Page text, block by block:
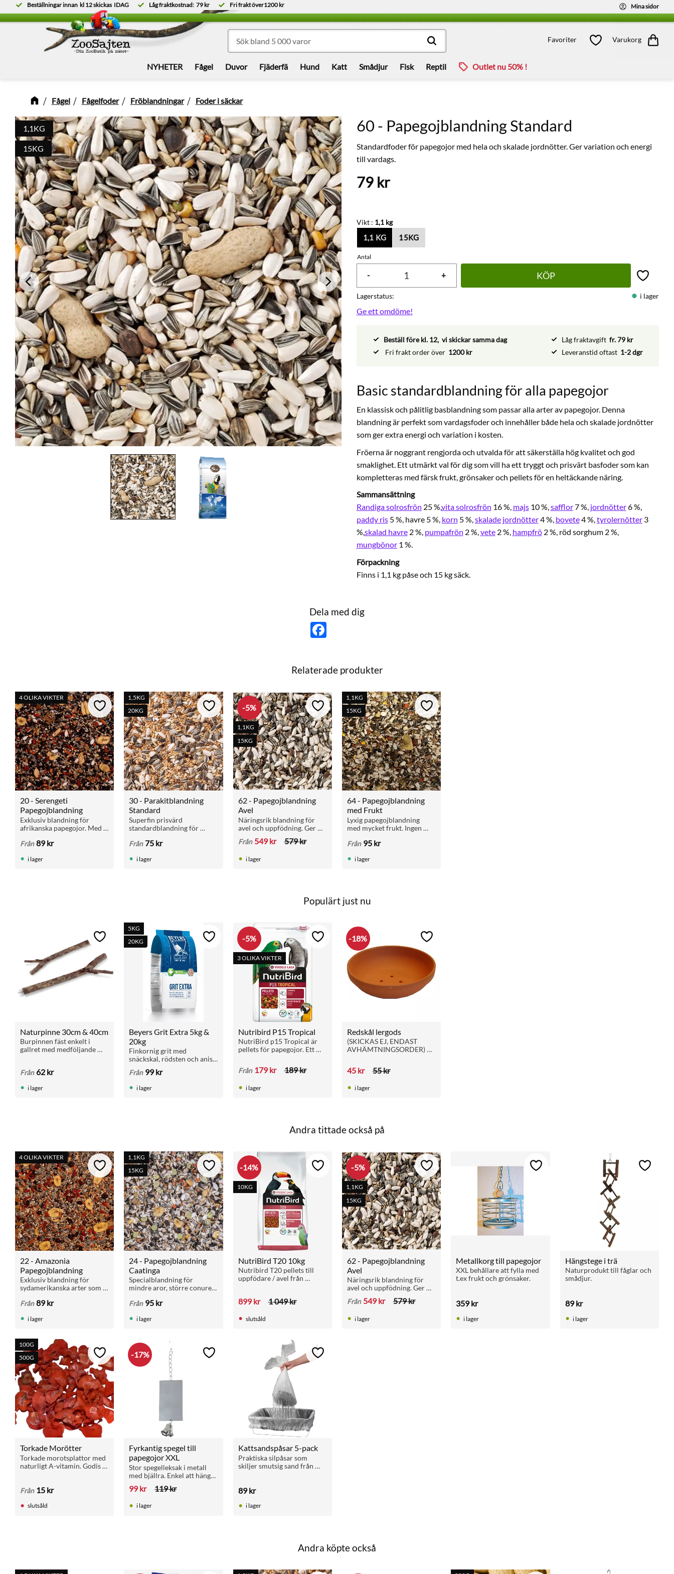
Beställningar innan kl 12skickas IDAG Låg fraktkostnad: 79 kr Fri frakt över1200 kr Mina sidor
Favoriter Varukorg
Favoriter
Kundvagn
NYHETER Fågel Duvor Fjäderfä Hund Katt Smådjur Fisk Reptil Outlet nu 50% !
Fågel Fågelfoder Fröblandningar Foder i säckar
60 - Papegojblandning Standard
Standardfoder för papegojor med hela och skalade jordnötter. Ger variation och energi
till vardags.
1,1KG
15KG
79kr
Vikt : 1,1 kg
1,1 KG 15KG
Antal
+
- KÖP Lägg till
Lagerstatus i lager
Ge ett omdöme!
Beställ före kl. 12, vi skickar samma dag Låg fraktavgift fr. 79 kr
Fri frakt order över 1200 kr Leveranstid oftast 1-2 dgr
Basic standardblandning för alla papegojor
En klassisk och pålitlig basblandning som passar alla arter av papegojor. Denna
blandning är perfekt som vardagsfoder och innehåller både hela och skalade jordnötter
som ger extra energi och variation i kosten.
Fröerna är noggrant rengjorda och utvalda för att säkerställa hög kvalitet och god
smaklighet. Ett utmärkt val för dig som vill ha ett tryggt och prisvärt basfoder som kan
kompletteras med färsk frukt, grönsaker och pellets för en heltäckande näring.
Sammansättning
Randiga solrosfrön 25 %,vita solrosfrön 16 %, majs10 %,safflor7 %, jordnötter6 %,
paddy ris5 %, havre 5 %, korn 5 %,skalade jordnötter4 %, bovete4 %,tyrolernötter3
%,skalad havre2 %, pumpafrön 2 %,vete2 %, hampfrö2 %, röd sorghum 2 %,
mungbönor1 %.
Förpackning
Finns i 1,1 kg påse och 15 kg säck.
Dela med dig
o
Relaterade produkter
20 - Serengeti
Papegojblandning
Exklusiv blandning för
afrikanska papegojor. Med
pellets och gritt för optimal
Från 89kr
4 OLIKA VIKTER
Lägg till i favoriter
i lager
30 - Parakitblandning
Standard
Superfin prisvärd
standardblandning för
Perfekt som vardagsfoder
Från 75 kr
1,5KG
20KG
Lägg till i favoriter
i lager
62 - Papegojblandning
Avel
Näringsrik blandning för
avel och uppfödning. Ger
eller de som behöver öka i
Från 549kr 579kr
5%
1,1KG
15KG
Lägg till i favoriter
i lager
64 - Papegojblandning
med Frukt
Lyxig papegojblandning
med mycket frukt. Ingen
För alla papegojor.
Från 95kr
1,1KG
15KG
Lägg till i favoriter
i lager
Populärt just nu
Naturpinne 30cm & 40cm
Burpinnen fäst enkelt i
gallret med medföljande
Från 62 kr
Lägg till i favoriter
i lager
Beyers Grit Extra 5kg &
20kg
Finkornig grit med
snäckskal, rödsten och anis.
benstyrka och äggskal. Ges
och 20 kg.
Från 99kr
5KG
20KG
Lägg till i favoriter
i lager
Nutribird P15 Tropical
NutriBird p15 Tropical är
pellets för papegojor. Ett
som är ett komplett
helfoder med alla
Från 179kr 189kr
5%
3 OLIKA VIKTER
Lägg till i favoriter
i lager
Redskål lergods
(SKICKAS EJ, ENDAST
AVHÄMTNINGSORDER)
45kr 55kr
18% Lägg till i favoriter
i lager
Andra tittade också på
22 - Amazonia
Papegojblandning
Exklusiv blandning för
sydamerikanska arter som
extruderade pellets och
Från 89kr
4 OLIKA VIKTER
Lägg till i favoriter
i lager
24 - Papegojblandning
Caatinga
Specialblandning för
mindre aror, större conures
en tyngre diet. Finns i 1,2 kg
Från 95 kr
1,1KG
15KG
Lägg till i favoriter
i lager
NutriBird T20 10kg
Nutribird T20 pellets till
uppfödare / avel från
899kr 1 049kr
14%
10KG
Lägg till i favoriter
slutsåld
62 - Papegojblandning
Avel
Näringsrik blandning för
avel och uppfödning. Ger
extra energi till aktiva fåglar
eller de som behöver öka i
Från 549kr 579kr
5%
1,1KG
15KG
Lägg till i favoriter
i lager
Metallkorg till papegojor
XXL behållare att fylla med
t.ex frukt och grönsaker.
359kr
Lägg till i favoriter
i lager
Hängstege i trä
Naturprodukt till fåglar och
smådjur.
89kr
Lägg till
i lager
Torkade Morötter
Torkade morotsplattor med
naturligt A-vitamin. Godis
Från 15 kr
100G
500G
Lägg till i favoriter
slutsåld
Fyrkantig spegel till
papegojor XXL
Stor spegelleksak i metall
med bjällra. Enkel att hänga
sysselsättning och
99kr 119kr
17% Lägg till i favoriter
i lager
Kattsandspåsar 5-pack
Praktiska silpåsar som
skiljer smutsig sand från
89kr
Lägg till i favoriter
i lager
Andra köpte också